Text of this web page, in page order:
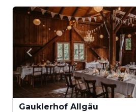
Gauklerhof Allgäu